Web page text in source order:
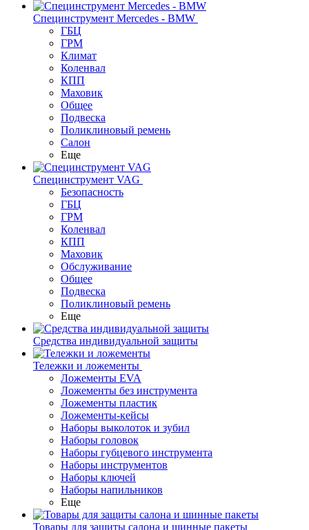
Специнструмент Mercedes - BMW
ГБЦ
ГРМ
Климат
Коленвал
КПП
Маховик
Общее
Подвеска
Поликлиновый ремень
Салон
Еще
Специнструмент VAG
Безопасность
ГБЦ
ГРМ
Коленвал
КПП
Маховик
Обслуживание
Общее
Подвеска
Поликлиновый ремень
Еще
Средства индивидуальной защиты
Тележки и ложементы
Ложементы EVA
Ложементы без инструмента
Ложементы пластик
Ложементы-кейсы
Наборы выколоток и зубил
Наборы головок
Наборы губцевого инструмента
Наборы инструментов
Наборы ключей
Наборы напильников
Еще
Товары для защиты салона и шинные пакеты